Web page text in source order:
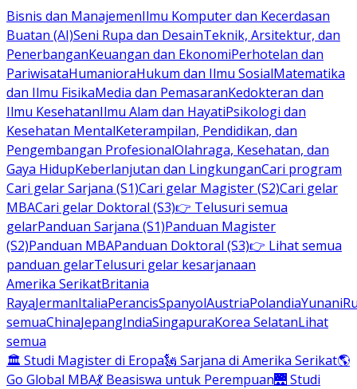
Bisnis dan ManajemenIlmu Komputer dan Kecerdasan
Buatan (AI)Seni Rupa dan DesainTeknik, Arsitektur, dan
PenerbanganKeuangan dan EkonomiPerhotelan dan
PariwisataHumanioraHukum dan Ilmu SosialMatematika
dan Ilmu FisikaMedia dan PemasaranKedokteran dan
Ilmu KesehatanIlmu Alam dan HayatiPsikologi dan
Kesehatan MentalKeterampilan, Pendidikan, dan
Pengembangan ProfesionalOlahraga, Kesehatan, dan
Gaya HidupKeberlanjutan dan LingkunganCari program
Cari gelar Sarjana (S1)Cari gelar Magister (S2)Cari gelar
MBACari gelar Doktoral (S3)👉 Telusuri semua
gelarPanduan Sarjana (S1)Panduan Magister
(S2)Panduan MBAPanduan Doktoral (S3)👉 Lihat semua
panduan gelarTelusuri gelar kesarjanaan
Amerika SerikatBritania
RayaJermanItaliaPerancisSpanyolAustriaPolandiaYunani
semuaChinaJepangIndiaSingapuraKorea SelatanLihat
semua
🏛 Studi Magister di Eropa🗽 Sarjana di Amerika Serikat🌎
Go Global MBA💃 Beasiswa untuk Perempuan🌉 Studi